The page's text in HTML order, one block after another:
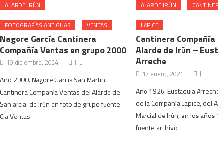
ALARDE IRÚN
FOTOGRAFÍAS ANTIGUAS VENTAS
Nagore García Cantinera
Compañía Ventas en grupo 2000
19 diciembre, 2024 J. L.
Año 2000. Nagore García San Martin.
Cantinera Compañía Ventas del Alarde de
San arcial de Irún en foto de grupo fuente
Cia Ventas
ALARDE IRÚN
LAPICE
Cantinera
Alarde de Irún –
Arreche
17 enero, 2021 J. L.
Año 1926. Eustaquia
de la Compañía Lapice, del
Marcial de Irún, en los
fuente archivo